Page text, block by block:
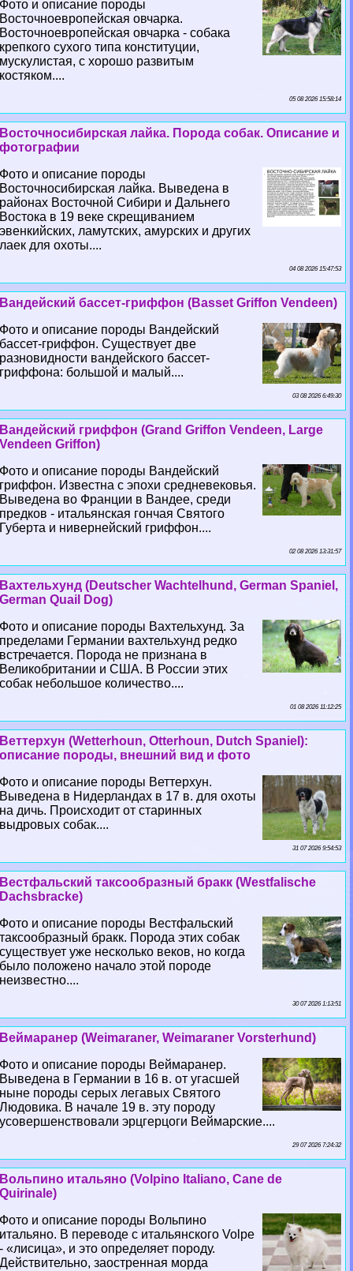
Фото и описание породы
Восточноевропейская овчарка.
Восточноевропейская овчарка - собака
крепкого сухого типа конституции,
мускулистая, с хорошо развитым
костяком....
05 08 2026 15:58:14
Восточносибирская лайка. Порода собак. Описание и
фотографии
Фото и описание породы
Восточносибирская лайка. Выведена в
районах Восточной Сибири и Дальнего
Востока в 19 веке скрещиванием
эвенкийских, ламутских, амурских и других
лаек для охоты....
04 08 2026 15:47:53
Вандейский бассет-гриффон (Basset Griffon Vendeen)
Фото и описание породы Вандейский
бассет-гриффон. Существует две
разновидности вандейского бассет-
гриффона: большой и малый....
03 08 2026 6:49:30
Вандейский гриффон (Grand Griffon Vendeen, Large
Vendeen Griffon)
Фото и описание породы Вандейский
гриффон. Известна с эпохи средневековья.
Выведена во Франции в Вандее, среди
предков - итальянская гончая Святого
Губерта и нивернейский гриффон....
02 08 2026 13:31:57
Вахтельхунд (Deutscher Wachtelhund, German Spaniel,
German Quail Dog)
Фото и описание породы Вахтельхунд. За
пределами Германии вахтельхунд редко
встречается. Порода не признана в
Великобритании и США. В России этих
собак небольшое количество....
01 08 2026 11:12:25
Веттерхун (Wetterhoun, Otterhoun, Dutch Spaniel):
описание породы, внешний вид и фото
Фото и описание породы Веттерхун.
Выведена в Нидерландах в 17 в. для охоты
на дичь. Происходит от старинных
выдровых собак....
31 07 2026 9:54:53
Вестфальский таксообразный бpaкк (Westfalische
Dachsbracke)
Фото и описание породы Вестфальский
таксообразный бpaкк. Порода этих собак
существует уже несколько веков, но когда
было положено начало этой породе
неизвестно....
30 07 2026 1:13:51
Веймаранер (Weimaraner, Weimaraner Vorsterhund)
Фото и описание породы Веймаранер.
Выведена в Германии в 16 в. от угасшей
ныне породы серых легавых Святого
Людовика. В начале 19 в. эту породу
усовершенствовали эрцгерцоги Веймарские....
29 07 2026 7:24:32
Вольпино итальяно (Volpino Italiano, Cane de
Quirinale)
Фото и описание породы Вольпино
итальяно. В переводе с итальянского Volpe
- «лисица», и это определяет породу.
Действительно, заостренная морда